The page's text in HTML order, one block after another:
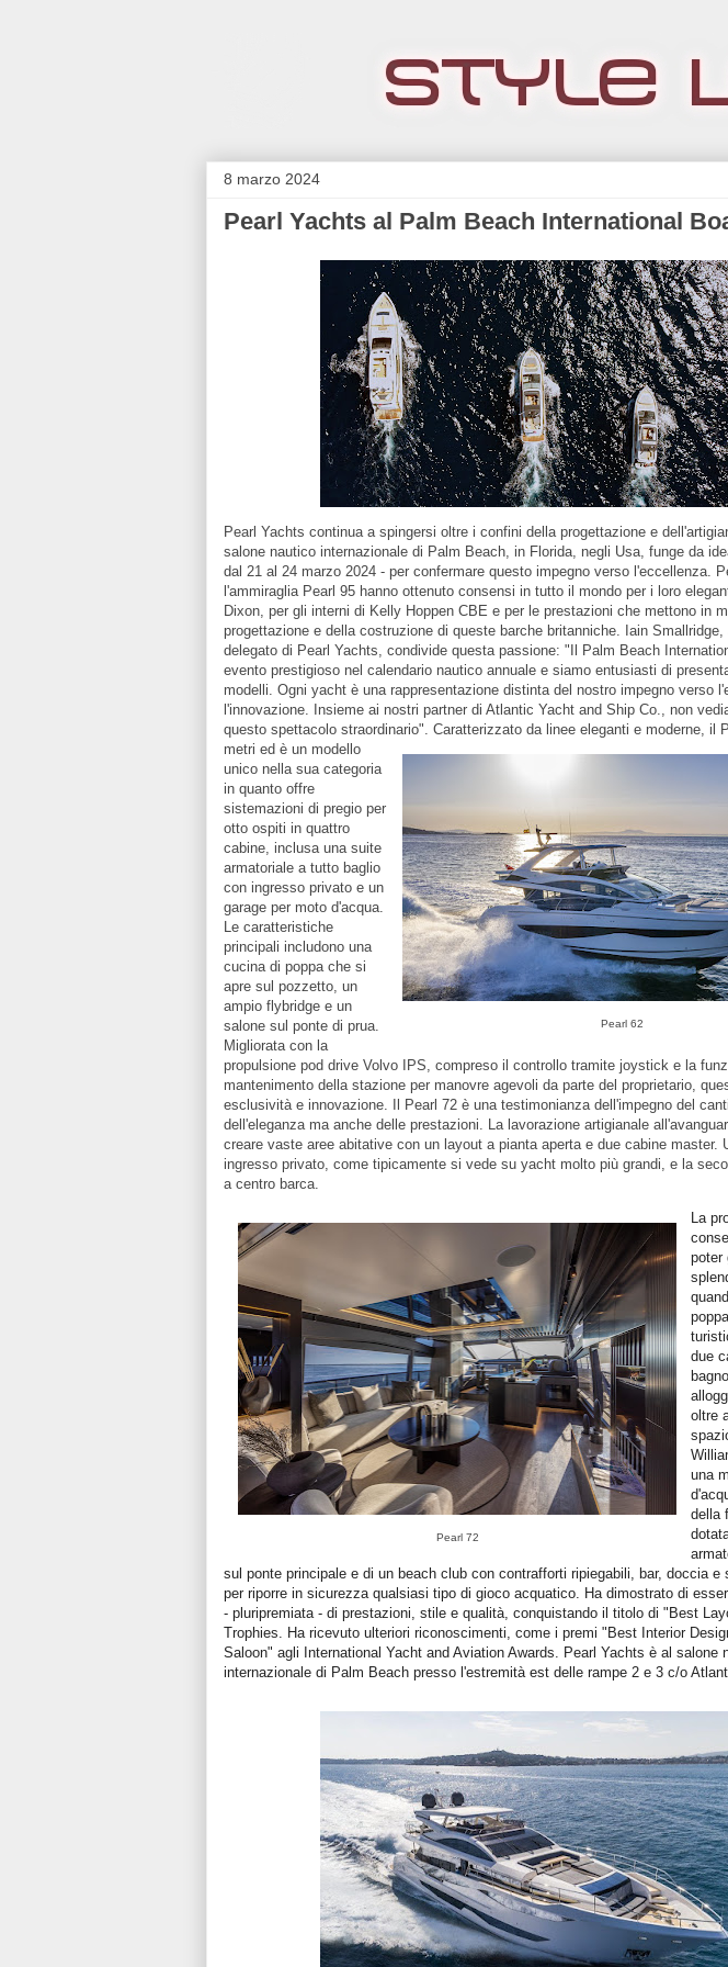
8 marzo 2024
Pearl Yachts al Palm Beach International
Pearl Yachts continua a spingersi oltre i confini della progettazione e
salone nautico internazionale di Palm Beach, in Florida, negli Usa, funge da
dal 21 al 24 marzo 2024 - per confermare questo impegno verso l'eccellenza.
l'ammiraglia Pearl 95 hanno ottenuto consensi in tutto il mondo per i loro
Dixon, per gli interni di Kelly Hoppen CBE e per le prestazioni che mettono in
progettazione e della costruzione di queste barche britanniche. Iain
delegato di Pearl Yachts, condivide questa passione: "Il Palm Beach
evento prestigioso nel calendario nautico annuale e siamo entusiasti di
modelli. Ogni yacht è una rappresentazione distinta del nostro impegno verso
l'innovazione. Insieme ai nostri partner di Atlantic Yacht and Ship Co., non
questo spettacolo straordinario".
Pearl 62
Caratterizzato da linee eleganti e moderne, il
metri ed è un modello
unico nella sua categoria
in quanto offre
sistemazioni di pregio per
otto ospiti in quattro
cabine, inclusa una suite
armatoriale a tutto baglio
con ingresso privato e un
garage per moto d'acqua.
Le caratteristiche
principali includono una
cucina di poppa che si
apre sul pozzetto, un
ampio flybridge e un
salone sul ponte di prua.
Migliorata con la
propulsione pod drive Volvo IPS, compreso il controllo tramite joystick e la
mantenimento della stazione per manovre agevoli da parte del proprietario,
esclusività e innovazione. Il Pearl 72 è una testimonianza dell'impegno del
dell'eleganza ma anche delle prestazioni. La lavorazione artigianale
creare vaste aree abitative con un layout a pianta aperta e due cabine master.
ingresso privato, come tipicamente si vede su yacht molto più grandi, e la
a centro barca.
Pearl 72
La
poter
due
oltre
una
della
sul ponte principale e di un beach club con contrafforti ripiegabili, bar, doccia e
per riporre in sicurezza qualsiasi tipo di gioco acquatico. Ha dimostrato di
- pluripremiata - di prestazioni, stile e qualità, conquistando il titolo di "Best
Trophies. Ha ricevuto ulteriori riconoscimenti, come i premi "Best Interior
Saloon" agli International Yacht and Aviation Awards. Pearl Yachts è al salone
internazionale di Palm Beach presso l'estremità est delle rampe 2 e 3 c/o